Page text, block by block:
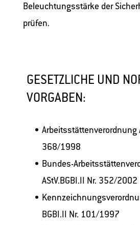
Beleuchtungsstärke der
prüfen.
GESETZLICHE UND
VORGABEN:
Arbeitsstättenverordnung
368/1998
Bundes-
AStV.BGBI.II Nr. 352/2002
BGBI.II Nr. 101/1997